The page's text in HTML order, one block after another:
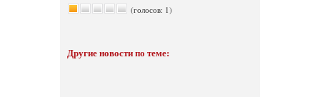
(голосов: 1)
Другие новости по теме: